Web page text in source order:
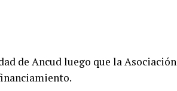
de Ancud luego que la Asociación